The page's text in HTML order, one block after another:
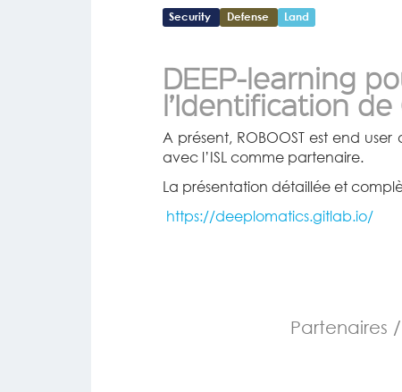
Security Defense Land
DEEP-learning
l’Identification
A présent, ROBOOST est end
avec l’ISL comme partenaire.
La présentation détaillée et
https://deeplomatics.gitlab.io/
Partenaires